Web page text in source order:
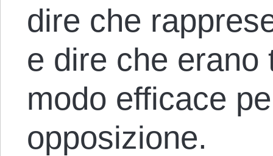
dire che
e dire che erano
modo efficace
opposizione.